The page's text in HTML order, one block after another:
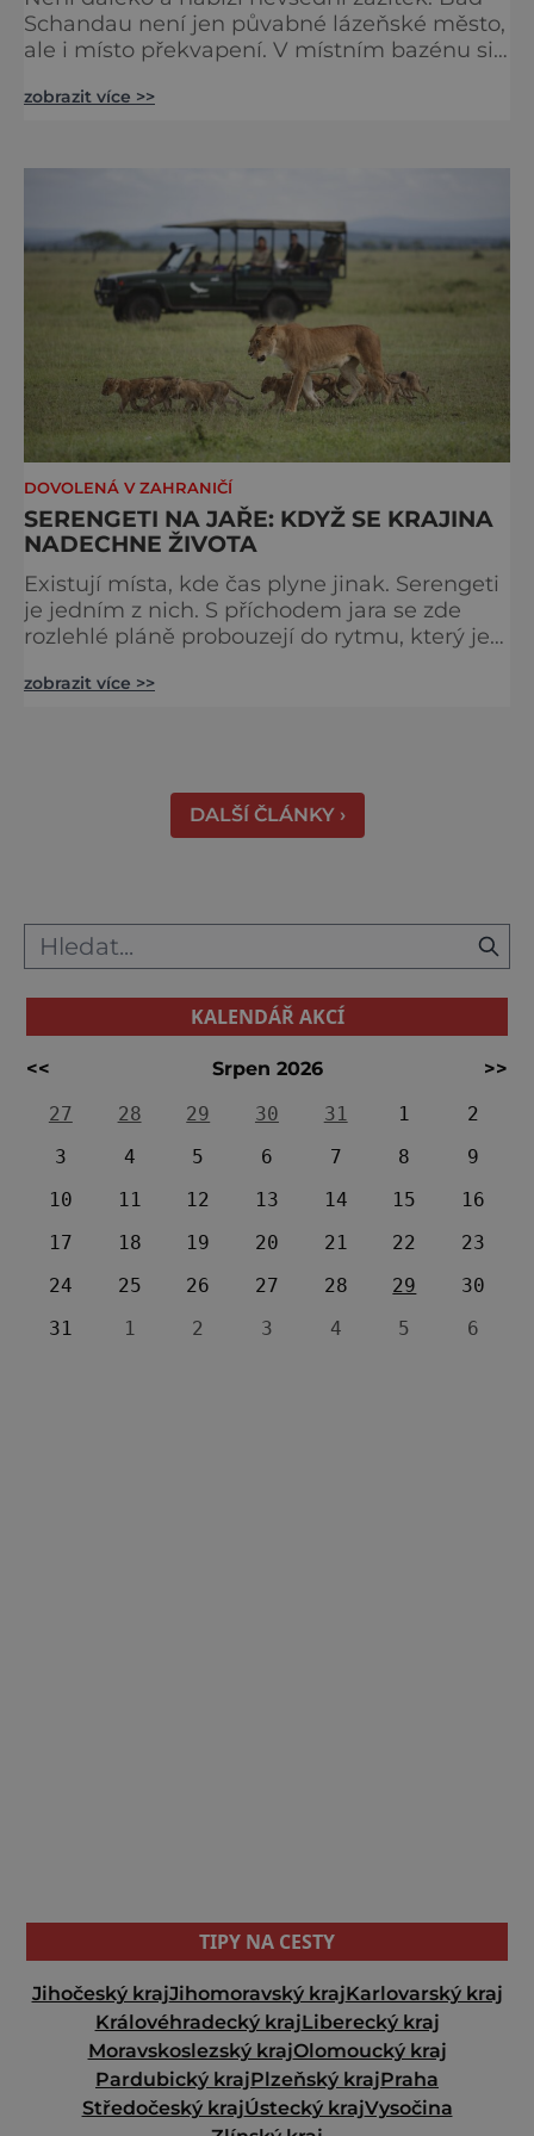
Schandau není jen půvabné lázeňské město,
ale i místo překvapení. V místním bazénu si
vodě. Nádherně osvěžující místo leží jen 8
zobrazit více >>
DOVOLENÁ V ZAHRANIČÍ
SERENGETI NA JAŘE: KDYŽ SE KRAJINA
NADECHNE ŽIVOTA
Existují místa, kde čas plyne jinak. Serengeti
je jedním z nich. S příchodem jara se zde
rozlehlé pláně probouzejí do rytmu, který je
tráva svěží a horizont nekonečný. A právě v
shromažďují statisíce zvířat. Více než 1,5
milionu pakoňů, dop
zobrazit více >>
DALŠÍ ČLÁNKY ›
KALENDÁŘ AKCÍ
<< Srpen 2026
>>
27
28 29 30 31 1
2
3
4 5 6 7 8
9
10
11 12 13 14 15
16
17
18 19 20 21 22
23
24
25 26 27 28 29
30
31
1 2 3 4 5 6
TIPY NA CESTY
Jihočeský krajJihomoravský krajKarlovarský kraj
Královéhradecký krajLiberecký kraj
Moravskoslezský krajOlomoucký kraj
Pardubický krajPlzeňský krajPraha
Středočeský krajÚstecký krajVysočina